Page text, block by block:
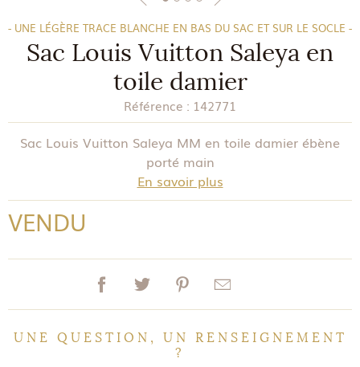
- UNE LÉGÈRE TRACE BLANCHE EN BAS DU SAC ET SUR LE SOCLE -
Sac Louis Vuitton Saleya en
toile damier
Référence : 142771
Sac Louis Vuitton Saleya MM en toile damier ébène
porté main
En savoir plus
VENDU
UNE QUESTION, UN RENSEIGNEMENT
?